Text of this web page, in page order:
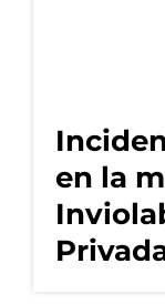
en la